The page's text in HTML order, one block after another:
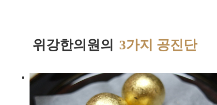
위강한의원의 3가지 공진단